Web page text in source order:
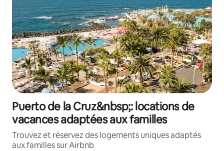
Puerto de la Cruz&nbsp;: locations de
vacances adaptées aux familles
Trouvez et réservez des logements uniques adaptés
aux familles sur Airbnb